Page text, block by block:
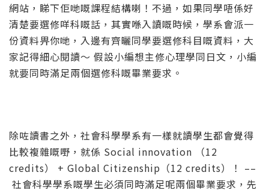
網站，睇下佢哋嘅課程結構喇！不過，如果同學唔係好
清楚要選修咩科嘅話，其實喺入讀嘅時候，學系會派一
份資料畀你哋，入邊有齊曬同學要選修科目嘅資料，大
家記得細心閱讀～ 假設小編想主修心理學同日文，小編
就要同時滿足兩個選修科嘅畢業要求。
除咗讀書之外，社會科學學系有一樣就讀學生都會覺得
比較複雜嘅嘢，就係 Social innovation （12
credits） + Global Citizenship（12 credits）！ ––
社會科學學系嘅學生必須同時滿足呢兩個畢業要求，先